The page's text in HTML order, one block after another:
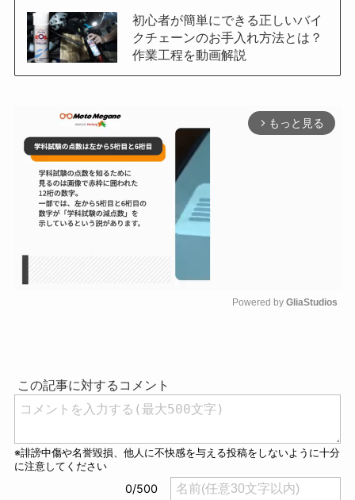
初心者が簡単にできる正しいバイ
クチェーンのお手入れ方法とは？
作業工程を動画解説
arrow_forward_ios もっと見る
Powered by GliaStudios